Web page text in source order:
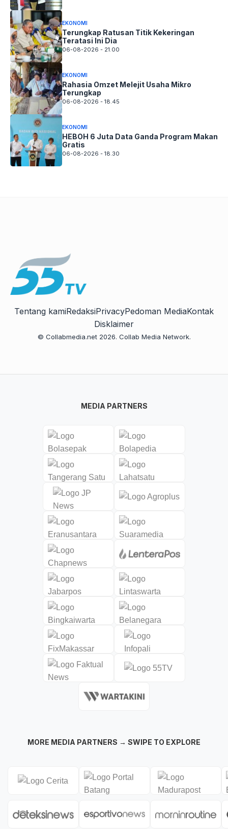
EKONOMI
Terungkap Ratusan Titik Kekeringan
Teratasi Ini Dia
06-08-2026 - 21.00
EKONOMI
Rahasia Omzet Melejit Usaha Mikro
Terungkap
06-08-2026 - 18.45
EKONOMI
HEBOH 6 Juta Data Ganda Program Makan
Gratis
06-08-2026 - 18.30
Tentang kamiRedaksiPrivacyPedoman MediaKontak
Disklaimer
© Collabmedia.net 2026. Collab Media Network.
MEDIA PARTNERS
MORE MEDIA PARTNERS → SWIPE TO EXPLORE